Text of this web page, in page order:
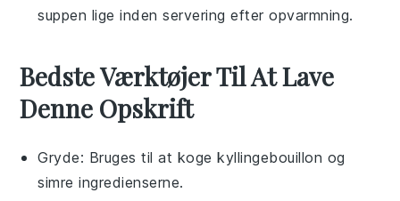
suppen lige inden servering efter opvarmning.
Bedste Værktøjer Til At Lave
Denne Opskrift
Gryde: Bruges til at koge kyllingebouillon og
simre ingredienserne.